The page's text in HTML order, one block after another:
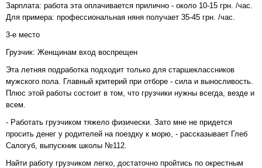
Зарплата: работа эта оплачивается прилично - около 10-15 грн. /час.
Для примера: профессиональная няня получает 35-45 грн. /час.
3-е место
Грузчик: Женщинам вход воспрещен
Эта летняя подработка подходит только для старшеклассников
мужского пола. Главный критерий при отборе - сила и выносливость.
Плюс этой работы состоит в том, что грузчики нужны всегда, везде и
всем.
- Работать грузчиком тяжело физически. Зато мне не придется
просить денег у родителей на поездку к морю, - рассказывает Глеб
Салогуб, выпускник школы №112.
Найти работу грузчиком легко, достаточно пройтись по окрестным